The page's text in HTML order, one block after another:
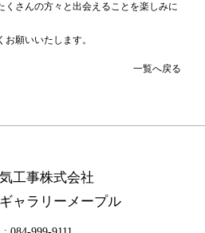
くさんの方々と出会えることを楽しみに
願いいたします。
一覧へ戻る
工事株式会社
ャラリーメープル